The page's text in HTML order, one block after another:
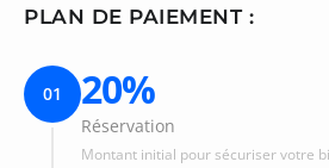
PLAN DE PAIEMENT :
01 20%
Réservation
Montant initial pour sécuriser votre